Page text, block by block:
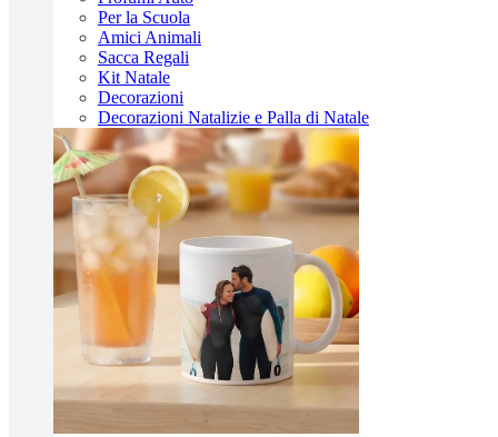
Per la Scuola
Amici Animali
Sacca Regali
Kit Natale
Decorazioni
Decorazioni Natalizie e Palla di Natale